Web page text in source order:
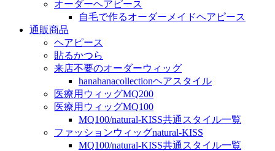
オーダーヘアピース
自毛で作るオーダーメイドヘアピース
通販商品
ヘアピース
貼るかつら
来店不要のオーダーウィッグ
hanahanacollectionヘアスタイル
医療用ウィッグMQ200
医療用ウィッグMQ100
MQ100/natural-KISS共通スタイル一覧
ファッションウィッグnatural-KISS
MQ100/natural-KISS共通スタイル一覧